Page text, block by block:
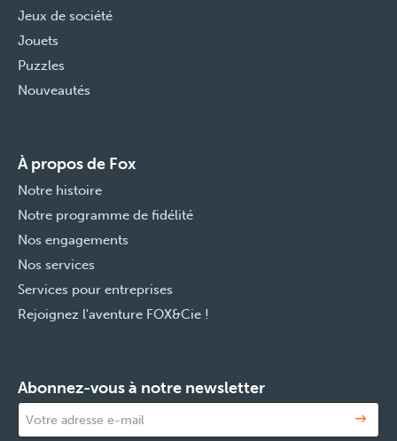
Jeux de société
Jouets
Puzzles
Nouveautés
À propos de Fox
Notre histoire
Notre programme de fidélité
Nos engagements
Nos services
Services pour entreprises
Rejoignez l'aventure FOX&Cie !
Abonnez-vous à notre newsletter